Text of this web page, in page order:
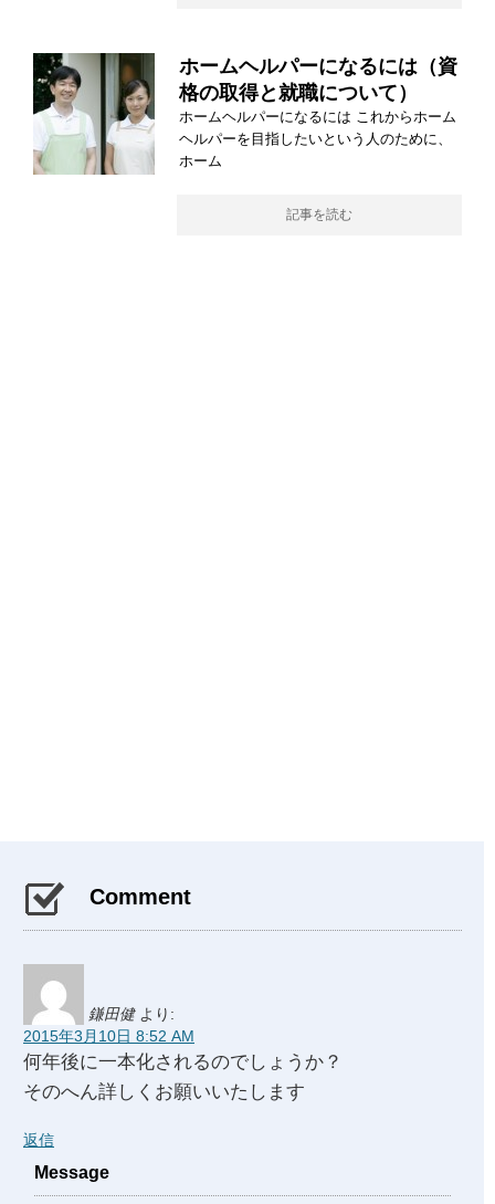
ホームヘルパーになるには（資
格の取得と就職について）
ホームヘルパーになるには これからホーム
ヘルパーを目指したいという人のために、
ホーム
記事を読む
Comment
鎌田健 より:
2015年3月10日 8:52 AM
何年後に一本化されるのでしょうか？
そのへん詳しくお願いいたします
返信
Message